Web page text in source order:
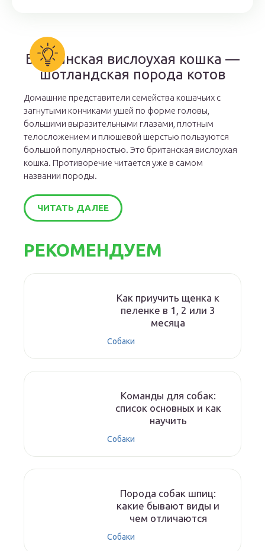
Британская вислоухая кошка —
шотландская порода котов
Домашние представители семейства кошачьих с
загнутыми кончиками ушей по форме головы,
большими выразительными глазами, плотным
телосложением и плюшевой шерстью пользуются
большой популярностью. Это британская вислоухая
кошка. Противоречие читается уже в самом
названии породы.
ЧИТАТЬ ДАЛЕЕ
РЕКОМЕНДУЕМ
Как приучить щенка к
пеленке в 1, 2 или 3
месяца
Собаки
Команды для собак:
список основных и как
научить
Собаки
Порода собак шпиц:
какие бывают виды и
чем отличаются
Собаки